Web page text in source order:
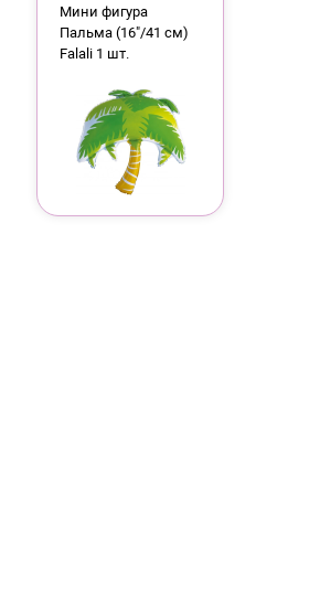
Мини фигура
Пальма (16"/41 см)
Falali 1 шт.